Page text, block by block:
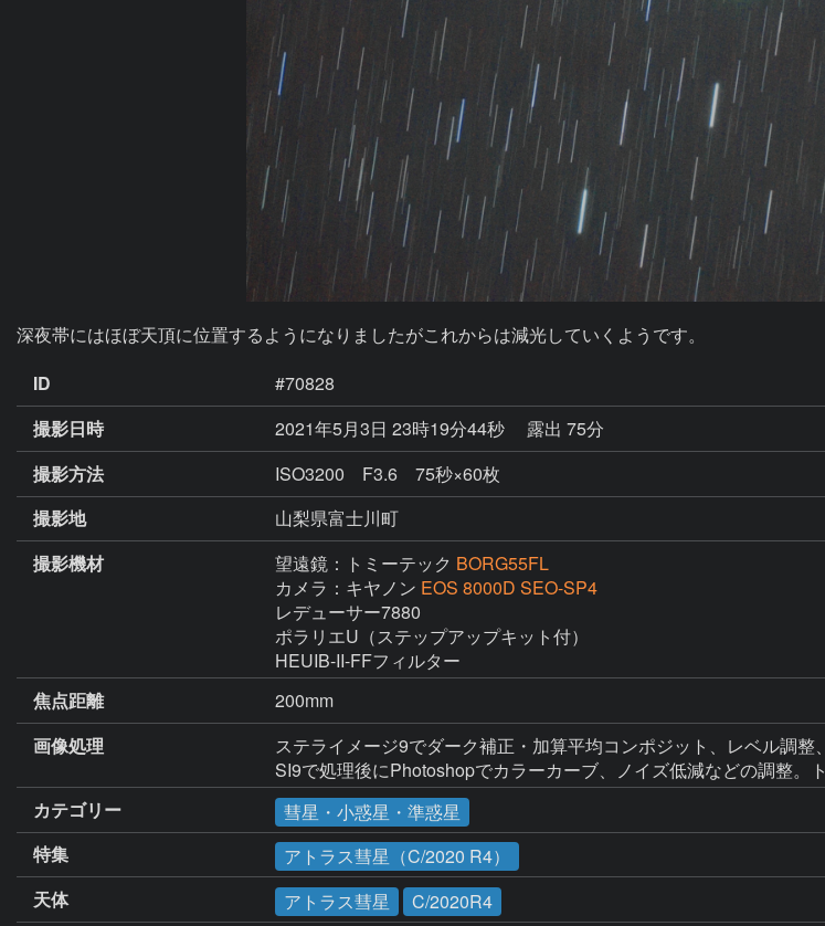
深夜帯にはほぼ天頂に位置するようになりましたがこれからは減光していくようです。
ID
#70828
撮影日時
2021年5月3日 23時19分44秒
露出 75分
撮影方法
ISO3200 F3.6 75秒×60枚
撮影地
山梨県富士川町
撮影機材
望遠鏡：トミーテック BORG55FL
カメラ：キヤノン EOS 8000D SEO-SP4
レデューサー7880
ポラリエU（ステップアップキット付）
HEUIB-II-FFフィルター
焦点距離
200mm
画像処理
ステライメージ9でダーク補正・加算平均コンポジット、レベル調整
SI9で処理後にPhotoshopでカラーカーブ、ノイズ低減などの調整。
カテゴリー
彗星・小惑星・準惑星
特集
アトラス彗星（C/2020 R4）
天体
アトラス彗星 C/2020R4